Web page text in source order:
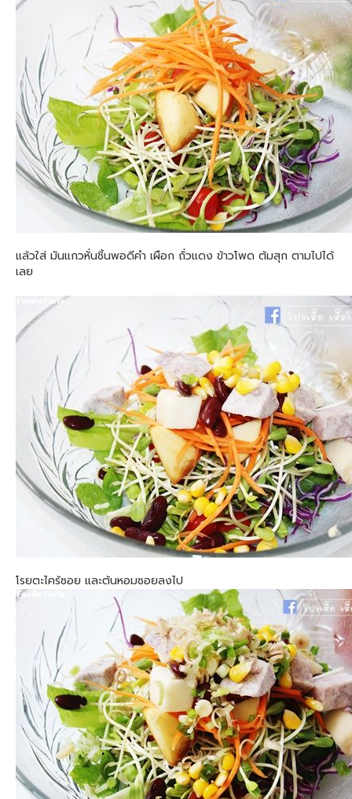
แล้วใส่ มันแกวหั่นชิ้นพอดีคำ เผือก ถั่วแดง ข้าวโพด ต้มสุก ตามไปได้
เลย
โรยตะไคร้ซอย และต้นหอมซอยลงไป